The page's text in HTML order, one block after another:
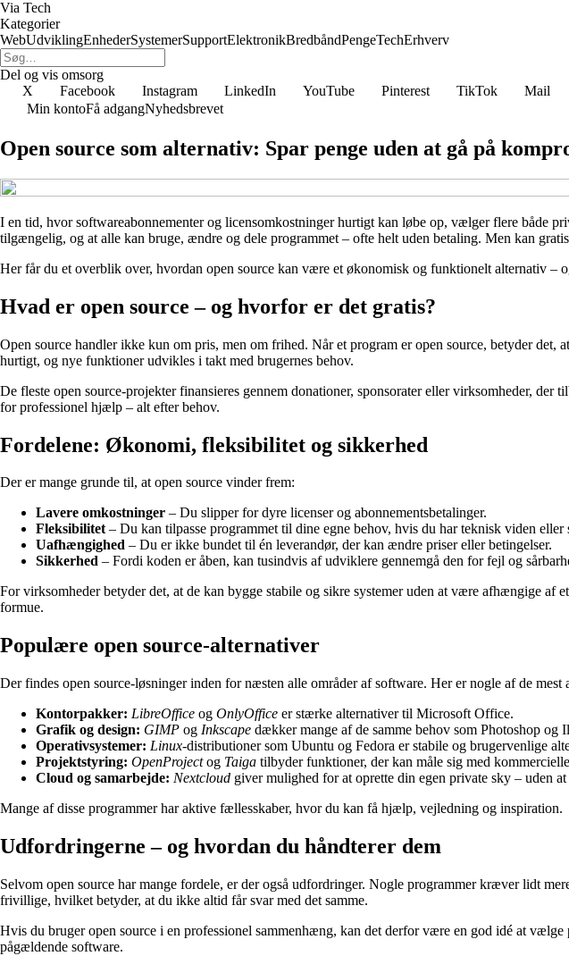
Via Tech
Kategorier
WebUdviklingEnhederSystemerSupportElektronikBredbåndPengeTechErhverv
Del og vis omsorg
X
Facebook Instagram LinkedIn YouTube Pinterest TikTok Mail
Min kontoFå adgangNyhedsbrevet
Open source som alternativ: Spar penge uden at gå på
I en tid, hvor softwareabonnementer og licensomkostninger hurtigt kan løbe op, vælger flere både
tilgængelig, og at alle kan bruge, ændre og dele programmet – ofte helt uden betaling. Men kan
Her får du et overblik over, hvordan open source kan være et økonomisk og funktionelt alternativ –
Hvad er open source – og hvorfor er det gratis?
Open source handler ikke kun om pris, men om frihed. Når et program er open source, betyder
hurtigt, og nye funktioner udvikles i takt med brugernes behov.
De fleste open source-projekter finansieres gennem donationer, sponsorater eller virksomheder,
for professionel hjælp – alt efter behov.
Fordelene: Økonomi, fleksibilitet og sikkerhed
Der er mange grunde til, at open source vinder frem:
Lavere omkostninger – Du slipper for dyre licenser og abonnementsbetalinger.
Fleksibilitet– Du kan tilpasse programmet til dine egne behov, hvis du har teknisk viden eller
Uafhængighed – Du er ikke bundet til én leverandør, der kan ændre priser eller betingelser.
Sikkerhed – Fordi koden er åben, kan tusindvis af udviklere gennemgå den for fejl og
For virksomheder betyder det, at de kan bygge stabile og sikre systemer uden at være afhængige af
formue.
Populære open source-alternativer
Der findes open source-løsninger inden for næsten alle områder af software. Her er nogle af de mest
Kontorpakker: LibreOffice og OnlyOffice er stærke alternativer til Microsoft Office.
Grafik og design: GIMP og Inkscape dækker mange af de samme behov som Photoshop og
Operativsystemer: Linux-distributioner som Ubuntu og Fedora er stabile og brugervenlige
Projektstyring: OpenProjectog Taiga tilbyder funktioner, der kan måle sig med
Cloud og samarbejde: Nextcloud giver mulighed for at oprette din egen private sky – uden
Mange af disse programmer har aktive fællesskaber, hvor du kan få hjælp, vejledning og inspiration.
Udfordringerne – og hvordan du håndterer dem
Selvom open source har mange fordele, er der også udfordringer. Nogle programmer kræver lidt
frivillige, hvilket betyder, at du ikke altid får svar med det samme.
Hvis du bruger open source i en professionel sammenhæng, kan det derfor være en god idé at
pågældende software.